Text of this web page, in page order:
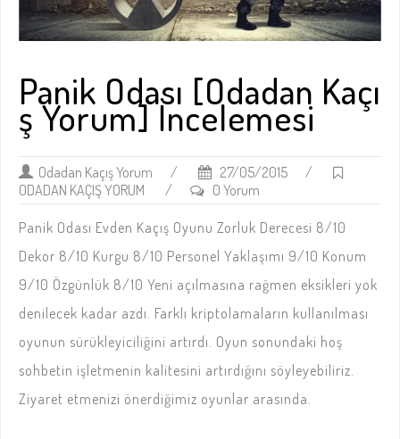
Panik Odası [Odadan Kaçı
ş Yorum] İncelemesi
Odadan Kaçış Yorum / 27/05/2015
/
ODADAN KAÇIŞ YORUM
/ 0 Yorum
Panik Odası Evden Kaçış Oyunu Zorluk Derecesi 8/10
Dekor 8/10 Kurgu 8/10 Personel Yaklaşımı 9/10 Konum
9/10 Özgünlük 8/10 Yeni açılmasına rağmen eksikleri yok
denilecek kadar azdı. Farklı kriptolamaların kullanılması
oyunun sürükleyiciliğini artırdı. Oyun sonundaki hoş
sohbetin işletmenin kalitesini artırdığını söyleyebiliriz.
Ziyaret etmenizi önerdiğimiz oyunlar arasında.